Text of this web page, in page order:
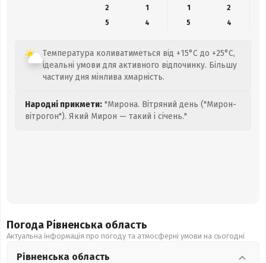
2
1 1
2
5
4 5 4
Температура коливатиметься від +15°C до +25°C,
ідеальні умови для активного відпочинку. Більшу
частину дня мінлива хмарність.
Народні прикмети: "Мирона. Вітряний день ("Мирон-
вітрогон"). Який Мирон — такий і січень."
Погода Рівненська область
Актуальна інформація про погоду та атмосферні умови на сьогодні
Рівненська область